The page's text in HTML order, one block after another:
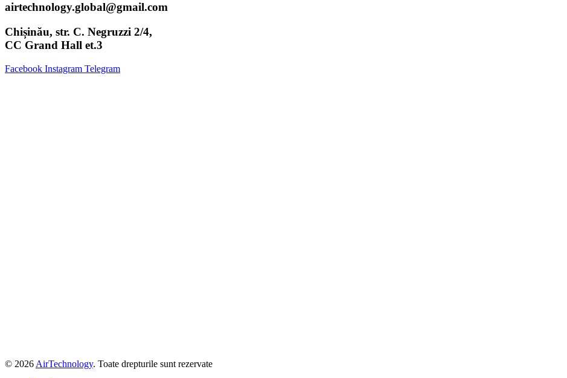
airtechnology.global@gmail.com
Chișinău, str. C. Negruzzi 2/4,
CC Grand Hall et.3
Facebook Instagram Telegram
© 2026 AirTechnology. Toate drepturile sunt rezervate